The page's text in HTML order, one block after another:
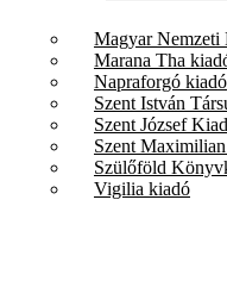
Magyar Nemzeti
Marana Tha
Napraforgó kiadó
Szent István
Szent József
Szent
Szülőföld
Vigilia kiadó